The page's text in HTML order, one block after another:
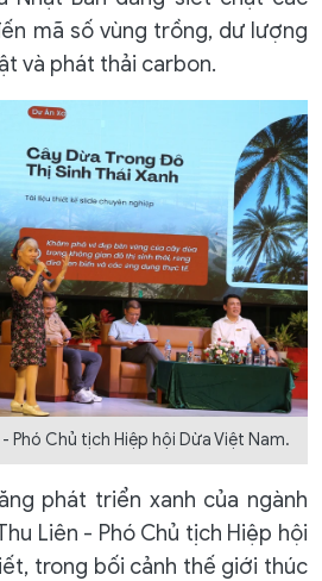
mã số vùng trồng, dư lượng
và phát thải carbon.
- Phó Chủ tịch Hiệp hội Dừa Việt Nam.
phát triển xanh của ngành
Liên - Phó Chủ tịch Hiệp hội
trong bối cảnh thế giới thúc